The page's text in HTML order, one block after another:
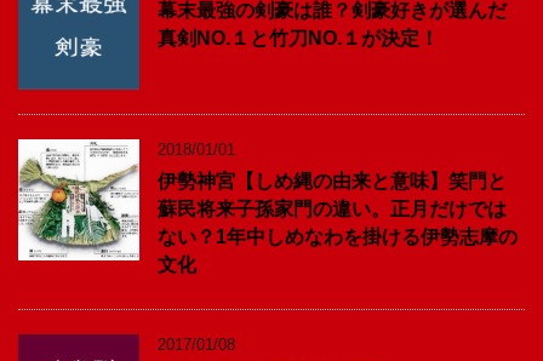
幕末最強の剣豪は誰？剣豪好きが選んだ
真剣NO.１と竹刀NO.１が決定！
2018/01/01
伊勢神宮【しめ縄の由来と意味】笑門と
蘇民将来子孫家門の違い。正月だけでは
ない？1年中しめなわを掛ける伊勢志摩の
文化
2017/01/08